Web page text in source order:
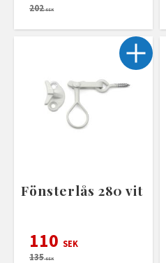
202SEK
Fönsterlås 280 vit
110 SEK
135SEK